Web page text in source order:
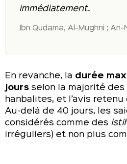
immédiatement.
Ibn Qudama, Al-Mughni ; An-
En revanche, la durée
jours selon la majorité
hanbalites, et l’avis
Au-delà de 40 jours, les
considérés comme des
irréguliers) et non plus